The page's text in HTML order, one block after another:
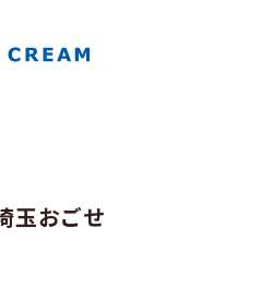
玉おごせ